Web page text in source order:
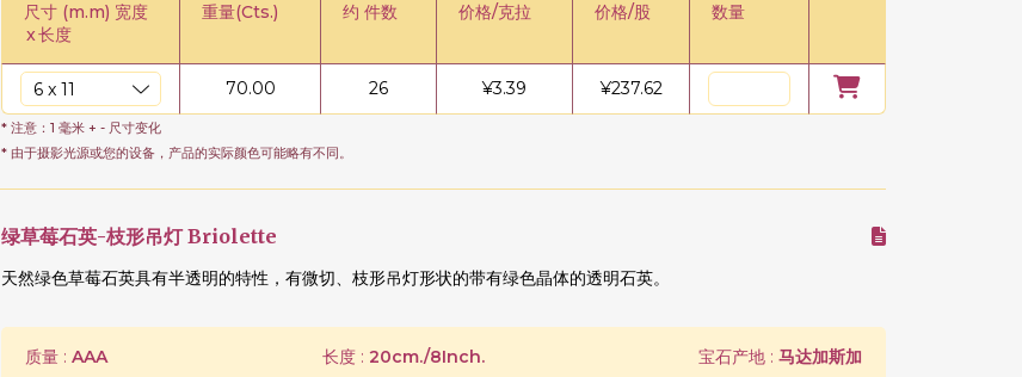
尺寸 (m.m) 宽度
x长度
重量(Cts.) 约 件数 价格/克拉 价格/股 数量
70.00 26 ¥3.39 ¥237.62
* 注意：1 毫米 + - 尺寸变化
* 由于摄影光源或您的设备，产品的实际颜色可能略有不同。
绿草莓石英-枝形吊灯 Briolette
天然绿色草莓石英具有半透明的特性，有微切、枝形吊灯形状的带有绿色晶体的透明石英。
质量 : AAA 长度 : 20cm./8Inch. 宝石产地 : 马达加斯加